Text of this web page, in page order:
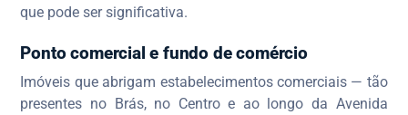
que pode ser significativa.
Ponto comercial e fundo de comércio
Imóveis que abrigam estabelecimentos comerciais — tão
presentes no Brás, no Centro e ao longo da Avenida